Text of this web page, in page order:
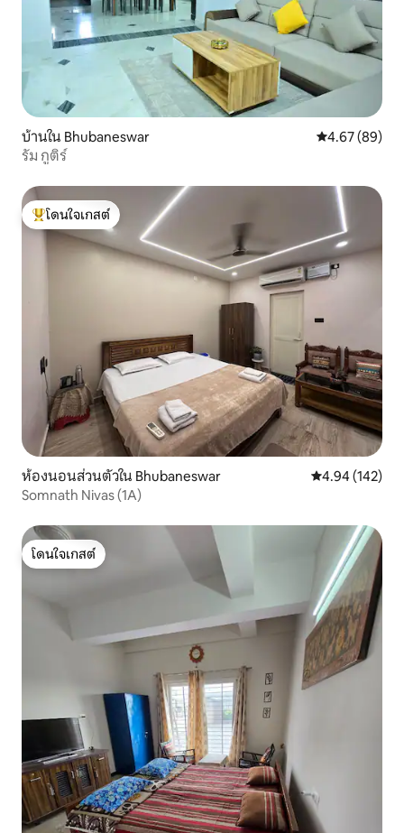
บ้านใน Bhubaneswar คะแนนเฉลี่ย
4.67 (89)
รัม กูติร์
โดนใจเกสต์ที่สุด
โดนใจเกสต์
ห้องนอนส่วนตัวใน Bhubaneswar คะแนนเฉลี่ย
4.94 (142)
Somnath Nivas (1A)
โดนใจเกสต์
โดนใจเกสต์